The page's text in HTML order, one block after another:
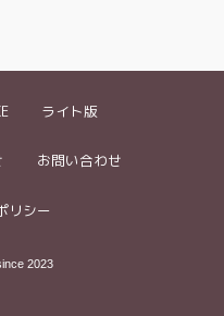
作と思われます。登場人物の名前を
ライト版
お問い合わせ
リシー
2023